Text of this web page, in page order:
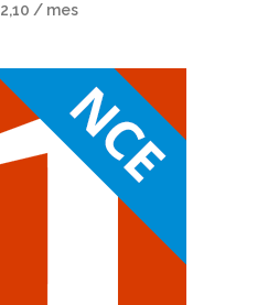
2,10 / mes